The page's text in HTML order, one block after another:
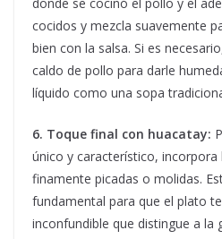
donde se cocinó el pollo y el
cocidos y mezcla suavemente
bien con la salsa. Si es
caldo de pollo para darle
líquido como una sopa
6. Toque final con huacatay:
único y característico,
finamente picadas o molidas.
fundamental para que el plato
inconfundible que distingue a la